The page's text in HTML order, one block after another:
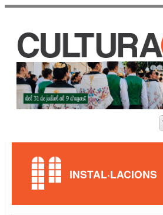
CASA DE
JAUME
INSTAL·LACIONS